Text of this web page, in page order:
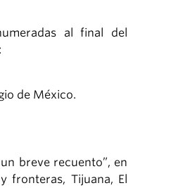
al final del
de México.
breve recuento”, en
fronteras, Tijuana, El